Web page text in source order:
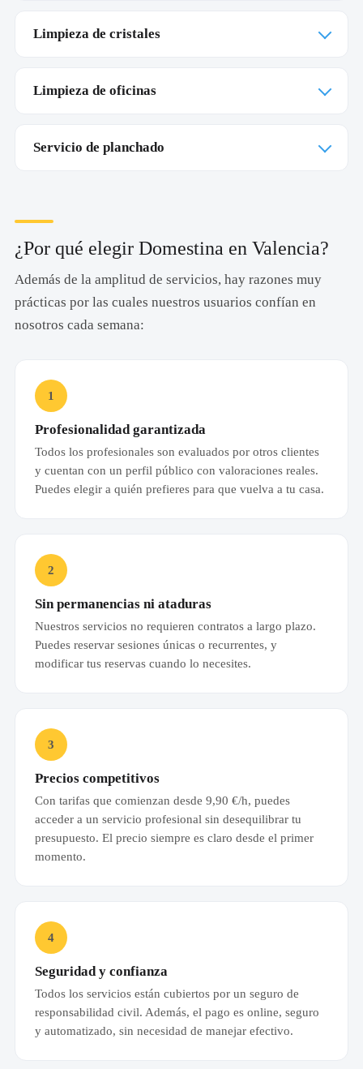
Limpieza de cristales
Limpieza de oficinas
Servicio de planchado
¿Por qué elegir Domestina en Valencia?
Además de la amplitud de servicios, hay razones muy
prácticas por las cuales nuestros usuarios confían en
nosotros cada semana:
1
Profesionalidad garantizada
Todos los profesionales son evaluados por otros clientes
y cuentan con un perfil público con valoraciones reales.
Puedes elegir a quién prefieres para que vuelva a tu casa.
2
Sin permanencias ni ataduras
Nuestros servicios no requieren contratos a largo plazo.
Puedes reservar sesiones únicas o recurrentes, y
modificar tus reservas cuando lo necesites.
3
Precios competitivos
Con tarifas que comienzan desde 9,90 €/h, puedes
acceder a un servicio profesional sin desequilibrar tu
presupuesto. El precio siempre es claro desde el primer
momento.
4
Seguridad y confianza
Todos los servicios están cubiertos por un seguro de
responsabilidad civil. Además, el pago es online, seguro
y automatizado, sin necesidad de manejar efectivo.